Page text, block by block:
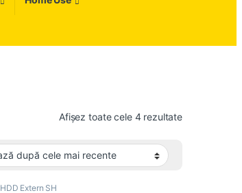
Afișez toate cele 4 rezultateSortat după
HDD Extern SH